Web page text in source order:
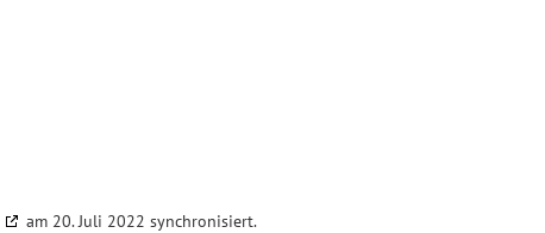
am 20. Juli 2022 synchronisiert.